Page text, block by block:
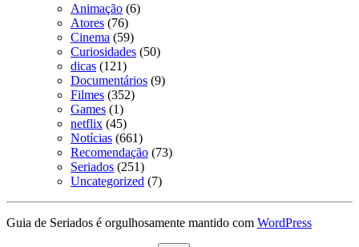
Animação (6)
Atores (76)
Cinema (59)
Curiosidades (50)
dicas (121)
Documentários (9)
Filmes (352)
Games (1)
netflix (45)
Notícias (661)
Recomendação (73)
Seriados (251)
Uncategorized (7)
Guia de Seriados é orgulhosamente mantido com WordPress